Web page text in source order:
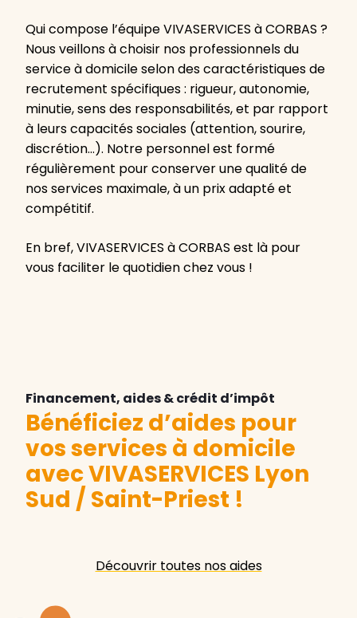
Qui compose l’équipe VIVASERVICES à CORBAS ?
Nous veillons à choisir nos professionnels du
service à domicile selon des caractéristiques de
recrutement spécifiques : rigueur, autonomie,
minutie, sens des responsabilités, et par rapport
à leurs capacités sociales (attention, sourire,
discrétion…). Notre personnel est formé
régulièrement pour conserver une qualité de
nos services maximale, à un prix adapté et
compétitif.
En bref, VIVASERVICES à CORBAS est là pour
vous faciliter le quotidien chez vous !
Financement, aides & crédit d’impôt
Bénéficiez d’aides pour
vos services à domicile
avec VIVASERVICES Lyon
Sud / Saint-Priest !
Découvrir toutes nos aides